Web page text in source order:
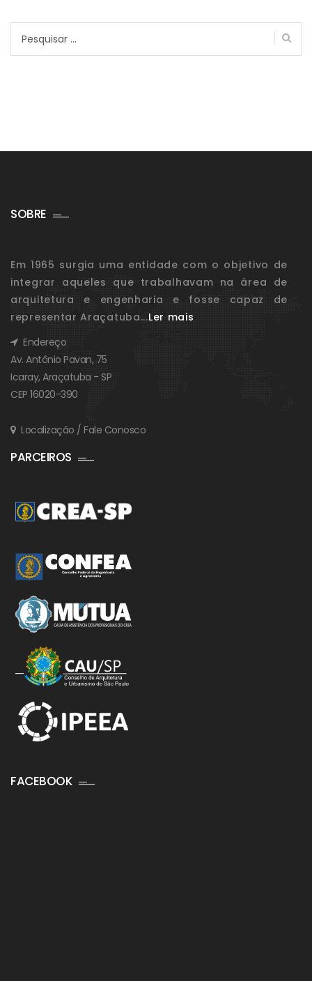
SOBRE
Em 1965 surgia uma entidade com o objetivo de
integrar aqueles que trabalhavam na área de
arquitetura e engenharia e fosse capaz de
representar Araçatuba...Ler mais
Endereço
Av. Antônio Pavan, 75
Icaray, Araçatuba - SP
CEP 16020-390
Localização / Fale Conosco
PARCEIROS
FACEBOOK